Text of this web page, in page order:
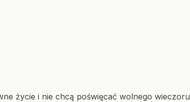
życie i nie chcą poświęcać wolnego wieczoru